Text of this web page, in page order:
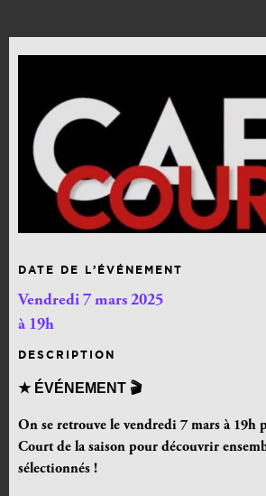
DATE DE L’ÉVÉNEMENT
Vendredi 7 mars 2025
à 19h
DESCRIPTION
★ ÉVÉNEMENT 🎬
On se retrouve le vendredi 7 mars à 19h
Court de la saison pour découvrir
sélectionnés !